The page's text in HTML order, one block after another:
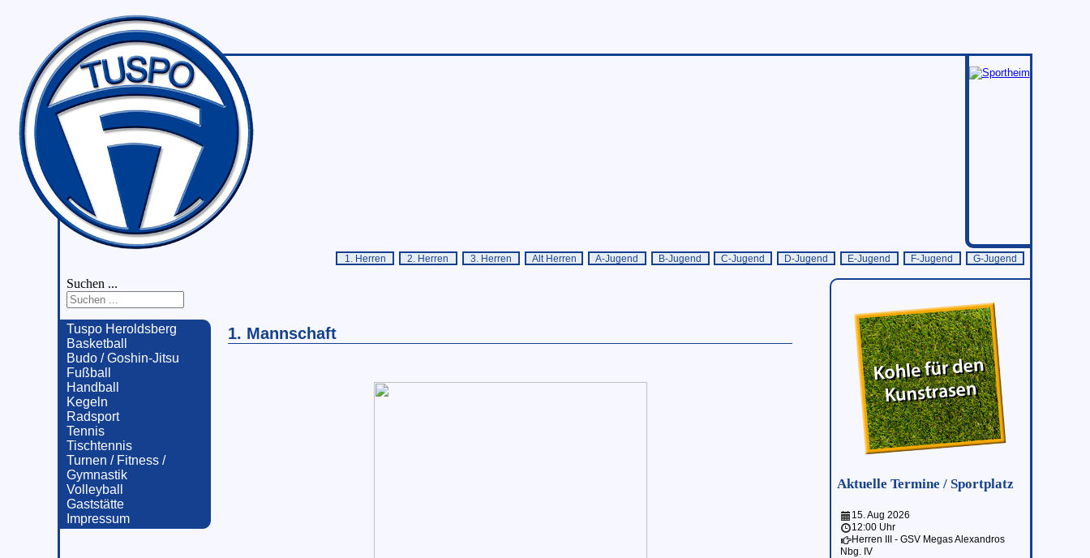
1. Herren 2. Herren 3. Herren Alt Herren A-Jugend B-Jugend C-Jugend D-Jugend E-Jugend F-Jugend G-Jugend
Suchen ...
Tuspo Heroldsberg
Basketball
Budo / Goshin-Jitsu
Fußball
Handball
Kegeln
Radsport
Tennis
Tischtennis
Turnen / Fitness /
Gymnastik
Volleyball
Gaststätte
Impressum
1. Mannschaft
Aktuelle Termine / Sportplatz
15. Aug 2026
12:00 Uhr
Herren III - GSV Megas Alexandros
Nbg. IV